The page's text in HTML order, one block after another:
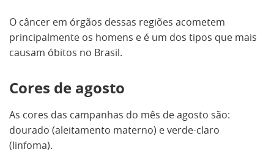
O câncer em órgãos dessas regiões acometem
principalmente os homens e é um dos tipos que mais
causam óbitos no Brasil.
Cores de agosto
As cores das campanhas do mês de agosto são:
dourado (aleitamento materno) e verde-claro
(linfoma).